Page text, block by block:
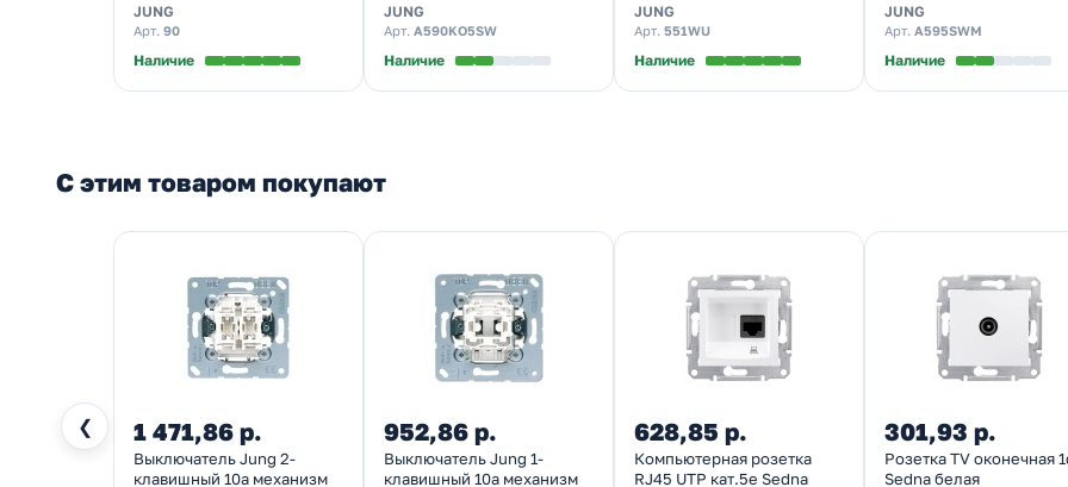
JUNG
Арт. 90
Наличие
JUNG
Арт. A590KO5SW
Наличие
JUNG
Арт. 551WU
Наличие
JUNG
Арт. A595SWM
Наличие
С этим товаром покупают
❮ 1 471,86 р.
Выключатель Jung 2-
клавишный 10а механизм
952,86 р.
Выключатель Jung 1-
клавишный 10а механизм
628,85 р.
Компьютерная розетка
RJ45 UTP кат.5е Sedna
301,93 р.
Розетка TV оконечная
Sedna белая